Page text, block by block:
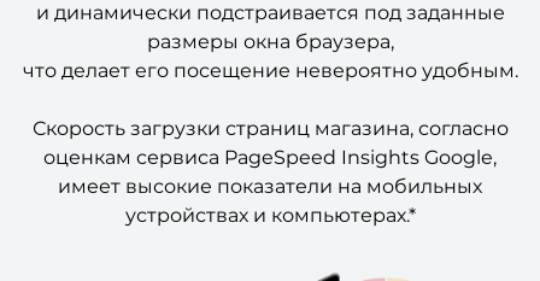
и динамически подстраивается под заданные
размеры окна браузера,
что делает его посещение невероятно удобным.
Скорость загрузки страниц магазина, согласно
оценкам сервиса PageSpeed Insights Google,
имеет высокие показатели на мобильных
устройствах и компьютерах.*